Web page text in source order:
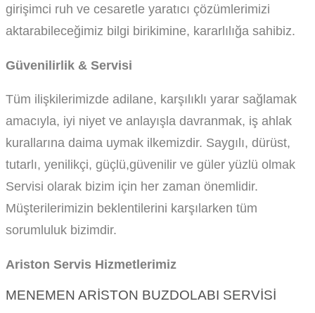
girişimci ruh ve cesaretle yaratıcı çözümlerimizi
aktarabileceğimiz bilgi birikimine, kararlılığa sahibiz.
Güvenilirlik & Servisi
Tüm ilişkilerimizde adilane, karşılıklı yarar sağlamak
amacıyla, iyi niyet ve anlayışla davranmak, iş ahlak
kurallarına daima uymak ilkemizdir. Saygılı, dürüst,
tutarlı, yenilikçi, güçlü,güvenilir ve güler yüzlü olmak
Servisi olarak bizim için her zaman önemlidir.
Müşterilerimizin beklentilerini karşılarken tüm
sorumluluk bizimdir.
Ariston Servis Hizmetlerimiz
MENEMEN ARISTON BUZDOLABI SERVISI